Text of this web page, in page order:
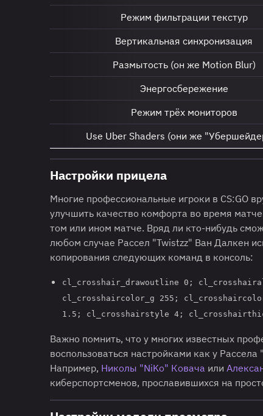
Режим фильтрации текстур
Вертикальная синхронизация
Размытость (он же Motion Blur)
Энергосбережение
Режим трёх мониторов
Use Uber Shaders (они же
Настройки прицела
Многие профессиональные игроки в CS:GO
улучшить качество комфорта во время
том или ином матче. Вряд ли кто-нибудь
любом случае Рассел "Twistzz" Ван Далкен
копирования следующих команд в консоль:
cl_crosshair_drawoutline 0;
cl_crosshaircolor_g 255;
1.5; cl_crosshairstyle 4;
Важно помнить, что у многих известных
воспользоваться настройками как у
Например, Николы "NiKo" Ковача или
киберспортсменов, прославившихся на